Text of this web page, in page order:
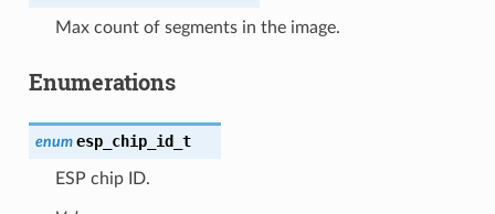
Max count of segments in the image.
Enumerations
enum esp_chip_id_t
ESP chip ID.